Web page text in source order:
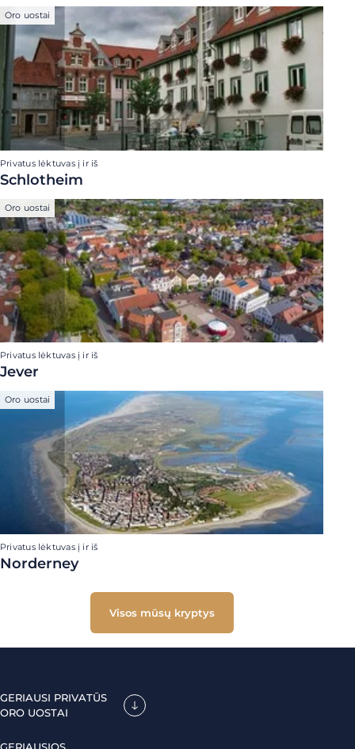
Oro uostai
Privatus lėktuvas į ir iš
Schlotheim
Oro uostai
Privatus lėktuvas į ir iš
Jever
Oro uostai
Privatus lėktuvas į ir iš
Norderney
Visos mūsų kryptys
GERIAUSI PRIVATŪS
ORO UOSTAI